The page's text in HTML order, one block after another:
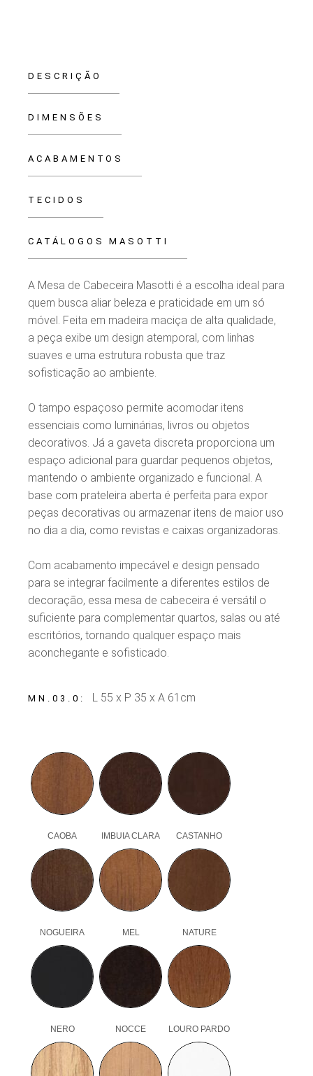
DESCRIÇÃO
DIMENSÕES
ACABAMENTOS
TECIDOS
CATÁLOGOS MASOTTI
A Mesa de Cabeceira Masotti é a escolha ideal para
quem busca aliar beleza e praticidade em um só
móvel. Feita em madeira maciça de alta qualidade,
a peça exibe um design atemporal, com linhas
suaves e uma estrutura robusta que traz
sofisticação ao ambiente.
O tampo espaçoso permite acomodar itens
essenciais como luminárias, livros ou objetos
decorativos. Já a gaveta discreta proporciona um
espaço adicional para guardar pequenos objetos,
mantendo o ambiente organizado e funcional. A
base com prateleira aberta é perfeita para expor
peças decorativas ou armazenar itens de maior uso
no dia a dia, como revistas e caixas organizadoras.
Com acabamento impecável e design pensado
para se integrar facilmente a diferentes estilos de
decoração, essa mesa de cabeceira é versátil o
suficiente para complementar quartos, salas ou até
escritórios, tornando qualquer espaço mais
aconchegante e sofisticado.
MN.03.0 L 55 x P 35 x A 61cm
CAOBA IMBUIA CLARA CASTANHO
NOGUEIRA MEL NATURE
NERO NOCCE LOURO PARDO